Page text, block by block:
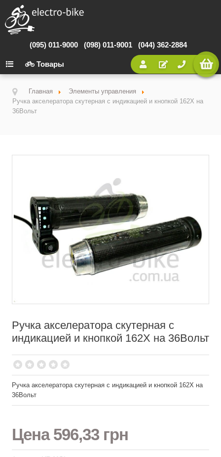
(095) 011-9000 (098) 011-9001 (044) 362-2884
Товары
Главная
Элементы управления
Ручка акселератора скутерная с индикацией и кнопкой 162X на
36Вольт
Ручка акселератора скутерная с
индикацией и кнопкой 162X на 36Вольт
Ручка акселератора скутерная с индикацией и кнопкой 162X на
36Вольт
Цена596,33 грн